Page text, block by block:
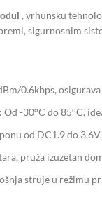
, vrhunsku
sigurnosnim
0.6kbps,
Od -30°C do 85°C,
od DC1.9 do
pruža izuzetan
struje u režimu